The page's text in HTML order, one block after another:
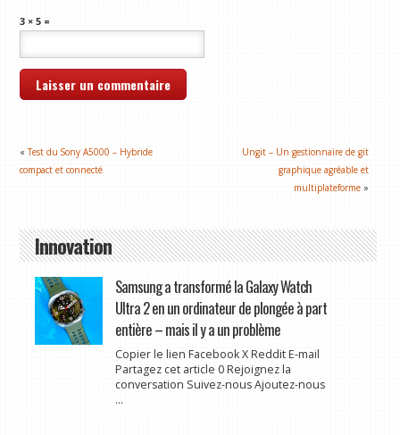
3 × 5 =
«Test du Sony A5000 – Hybride
compact et connecté
Ungit – Un gestionnaire de git
graphique agréable et
multiplateforme »
Innovation
Samsung a transformé la Galaxy Watch
Ultra 2 en un ordinateur de plongée à part
entière – mais il y a un problème
Copier le lien Facebook X Reddit E-mail
Partagez cet article 0 Rejoignez la
conversation Suivez-nous Ajoutez-nous
...